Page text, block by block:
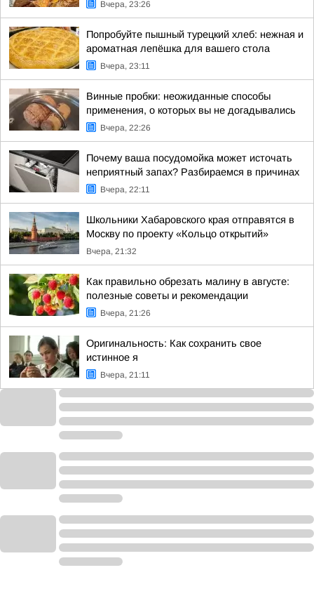
Вчера, 23:26
Попробуйте пышный турецкий хлеб: нежная и
ароматная лепёшка для вашего стола
Вчера, 23:11
Винные пробки: неожиданные способы
применения, о которых вы не догадывались
Вчера, 22:26
Почему ваша посудомойка может источать
неприятный запах? Разбираемся в причинах
Вчера, 22:11
Школьники Хабаровского края отправятся в
Москву по проекту «Кольцо открытий»
Вчера, 21:32
Как правильно обрезать малину в августе:
полезные советы и рекомендации
Вчера, 21:26
Оригинальность: Как сохранить свое
истинное я
Вчера, 21:11